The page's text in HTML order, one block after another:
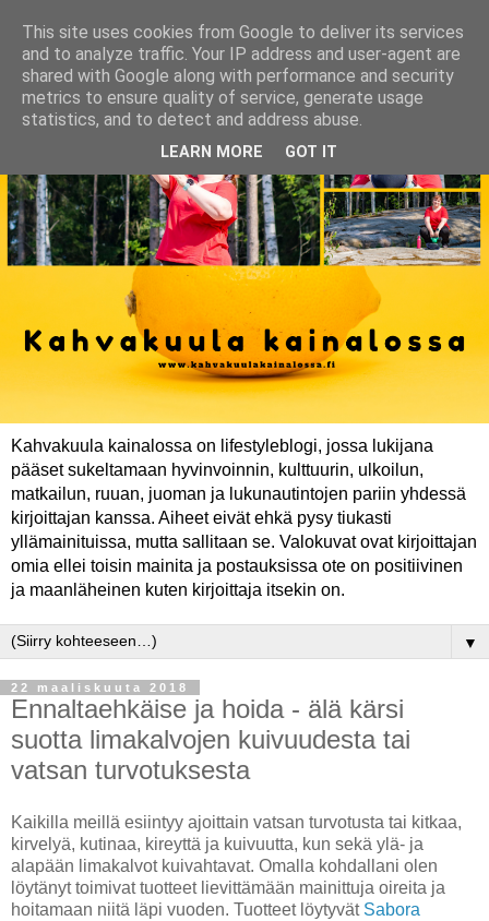
Kahvakuula kainalossa on lifestyleblogi, jossa lukijana
pääset sukeltamaan hyvinvoinnin, kulttuurin, ulkoilun,
matkailun, ruuan, juoman ja lukunautintojen pariin yhdessä
kirjoittajan kanssa. Aiheet eivät ehkä pysy tiukasti
yllämainituissa, mutta sallitaan se. Valokuvat ovat kirjoittajan
omia ellei toisin mainita ja postauksissa ote on positiivinen
ja maanläheinen kuten kirjoittaja itsekin on.
▼
22 maaliskuuta 2018
Ennaltaehkäise ja hoida - älä kärsi
suotta limakalvojen kuivuudesta tai
vatsan turvotuksesta
Kaikilla meillä esiintyy ajoittain vatsan turvotusta tai kitkaa,
kirvelyä, kutinaa, kireyttä ja kuivuutta, kun sekä ylä- ja
alapään limakalvot kuivahtavat. Omalla kohdallani olen
löytänyt toimivat tuotteet lievittämään mainittuja oireita ja
hoitamaan niitä läpi vuoden. Tuotteet löytyvät Sabora
This site uses cookies from Google to deliver its services
and to analyze traffic. Your IP address and user-agent are
shared with Google along with performance and security
metrics to ensure quality of service, generate usage
statistics, and to detect and address abuse.
LEARN MORE GOT IT